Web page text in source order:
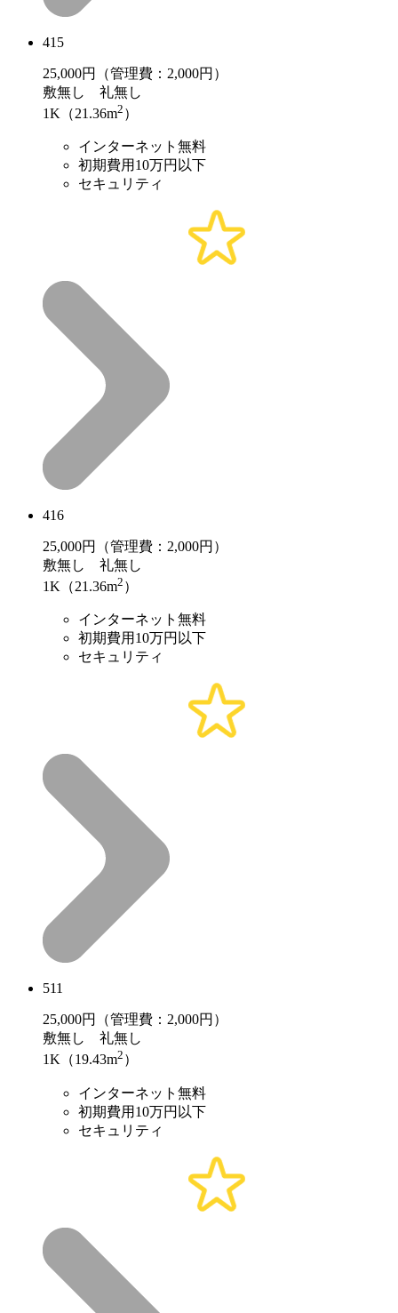
415
25,000円（管理費：2,000円）
敷無し 礼無し
1K（21.36m2 ）
インターネット無料
初期費用10万円以下
セキュリティ
416
25,000円（管理費：2,000円）
敷無し 礼無し
1K（21.36m2 ）
インターネット無料
初期費用10万円以下
セキュリティ
511
25,000円（管理費：2,000円）
敷無し 礼無し
1K（19.43m2 ）
インターネット無料
初期費用10万円以下
セキュリティ